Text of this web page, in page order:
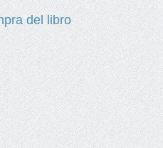
del libro